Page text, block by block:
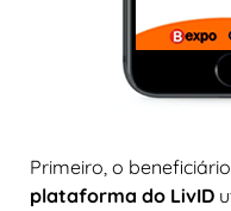
Primeiro, o
plataforma do LivID